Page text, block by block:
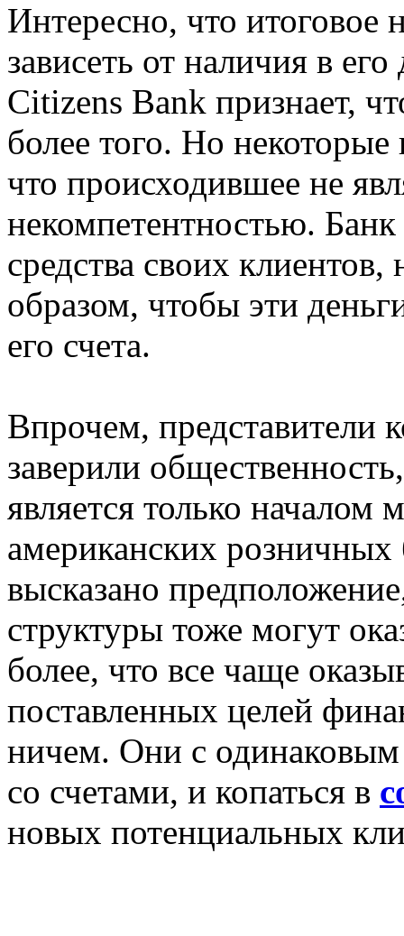
Интересно, что итоговое
зависеть от наличия в
Citizens Bank признает,
более того. Но
что происходившее не
некомпетентностью.
средства своих
образом, чтобы эти
его счета.
Впрочем, представители
заверили
является только началом
американских
высказано
структуры тоже могут
более, что все чаще
поставленных целей
ничем. Они с
со счетами, и копаться в
новых потенциальных